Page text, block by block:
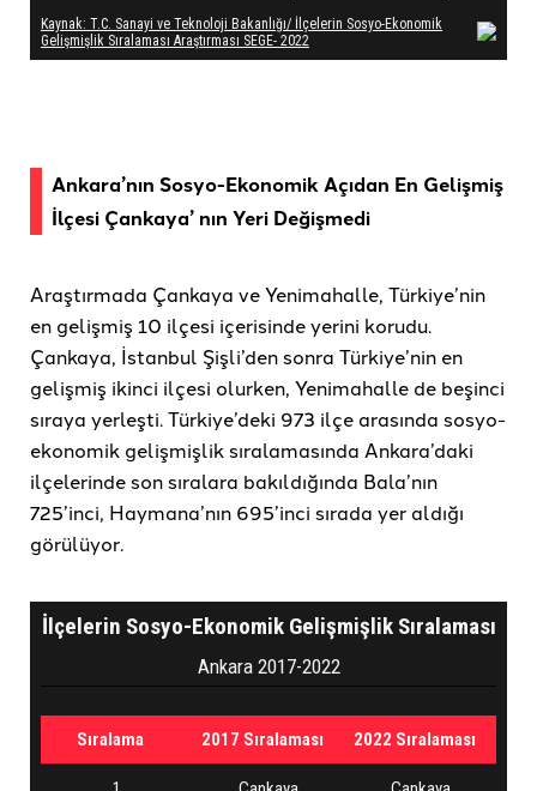
Ankara’nın Sosyo-Ekonomik Açıdan En Gelişmiş
İlçesi Çankaya’ nın Yeri Değişmedi
Araştırmada Çankaya ve Yenimahalle, Türkiye’nin
en gelişmiş 10 ilçesi içerisinde yerini korudu.
Çankaya, İstanbul Şişli’den sonra Türkiye’nin en
gelişmiş ikinci ilçesi olurken, Yenimahalle de beşinci
sıraya yerleşti. Türkiye’deki 973 ilçe arasında sosyo-
ekonomik gelişmişlik sıralamasında Ankara’daki
ilçelerinde son sıralara bakıldığında Bala’nın
725’inci, Haymana’nın 695’inci sırada yer aldığı
görülüyor.